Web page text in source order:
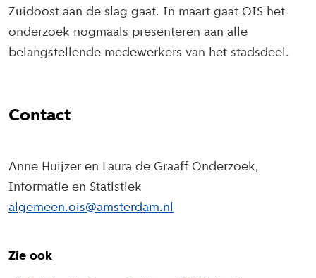
Zuidoost aan de slag gaat. In maart gaat OIS het
onderzoek nogmaals presenteren aan alle
belangstellende medewerkers van het stadsdeel.
Contact
Anne Huijzer en Laura de Graaff Onderzoek,
Informatie en Statistiek
algemeen.ois@amsterdam.nl
Zie ook